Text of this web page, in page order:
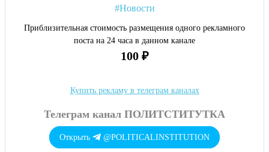
Телеграм канал ПОЛИТСТИТУТКА
Открыть @POLITICALINSTITUTION
#Новости
Приблизительная стоимость размещения одного рекламного
поста на 24 часа в данном канале
100 ₽
Купить рекламу в телеграм каналах